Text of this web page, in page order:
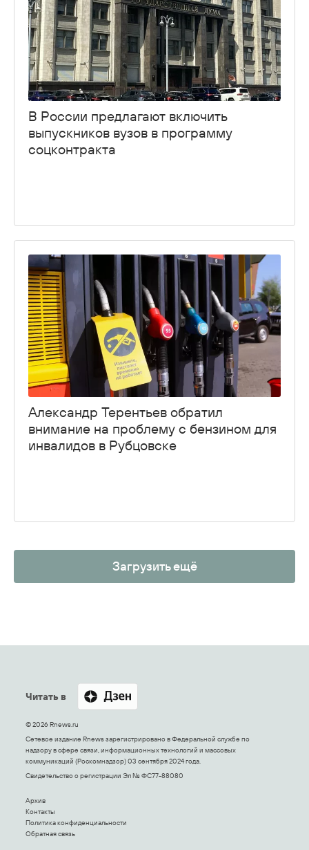
В России предлагают включить
выпускников вузов в программу
соцконтракта
Александр Терентьев обратил
внимание на проблему с бензином для
инвалидов в Рубцовске
Загрузить ещё
Читать в
© 2026 Rnews.ru
Сетевое издание Rnews зарегистрировано в Федеральной службе по
надзору в сфере связи, информационных технологий и массовых
коммуникаций (Роскомнадзор) 03 сентября 2024 года.
Свидетельство о регистрации Эл № ФС77-88080
Архив
Контакты
Политика конфиденциальности
Обратная связь